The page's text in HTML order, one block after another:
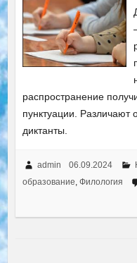
распространение
пунктуации.
диктанты.
admin 06.09.2024
образование, Филология